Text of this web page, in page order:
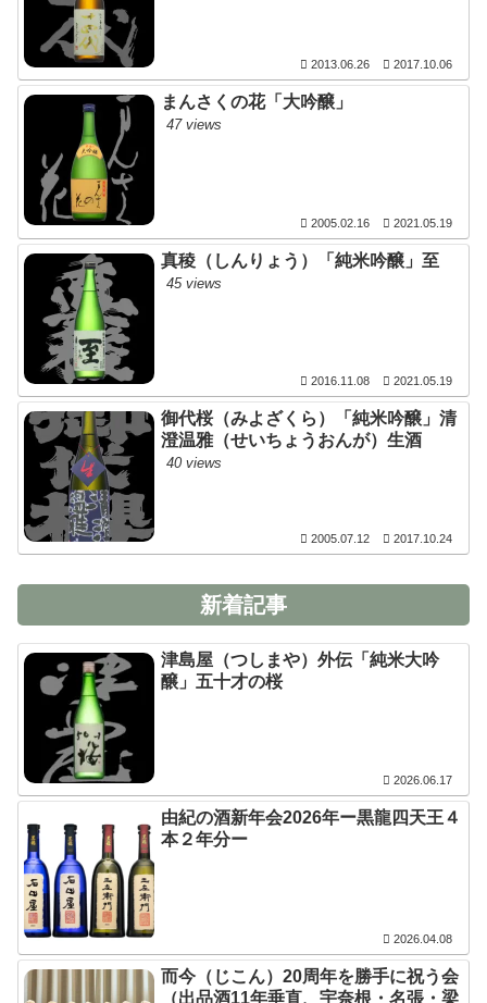
2013.06.26 2017.10.06
まんさくの花「大吟醸」
47 views
2005.02.16 2021.05.19
真稜（しんりょう）「純米吟醸」至
45 views
2016.11.08 2021.05.19
御代桜（みよざくら）「純米吟醸」清
澄温雅（せいちょうおんが）生酒
40 views
2005.07.12 2017.10.24
新着記事
津島屋（つしまや）外伝「純米大吟
醸」五十才の桜
2026.06.17
由紀の酒新年会2026年ー黒龍四天王４
本２年分ー
2026.04.08
而今（じこん）20周年を勝手に祝う会
（出品酒11年垂直、宇奈根・名張・梁